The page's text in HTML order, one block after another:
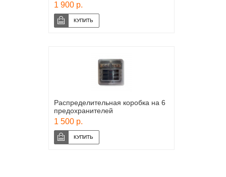
1 900 р.
Распределительная коробка на 6
предохранителей
1 500 р.